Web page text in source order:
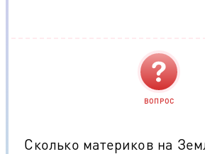
ВОПРОС
Сколько материков на